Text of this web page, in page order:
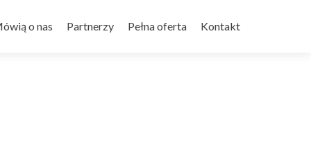
o nas Partnerzy Pełna oferta Kontakt